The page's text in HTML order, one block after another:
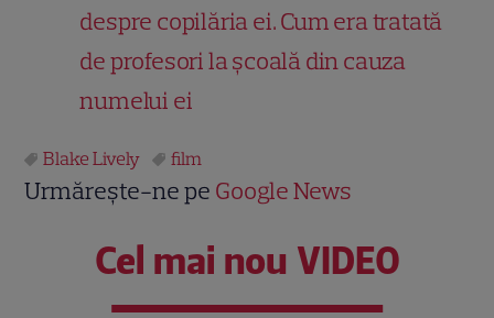
despre copilăria ei. Cum era tratată
de profesori la școală din cauza
numelui ei
Blake Lively film
Urmărește-ne pe Google News
Cel mai nou VIDEO